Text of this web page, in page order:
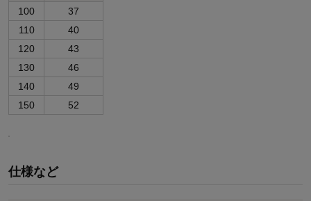
100
37
110
40
120
43
130
46
140
49
150
52
仕様など